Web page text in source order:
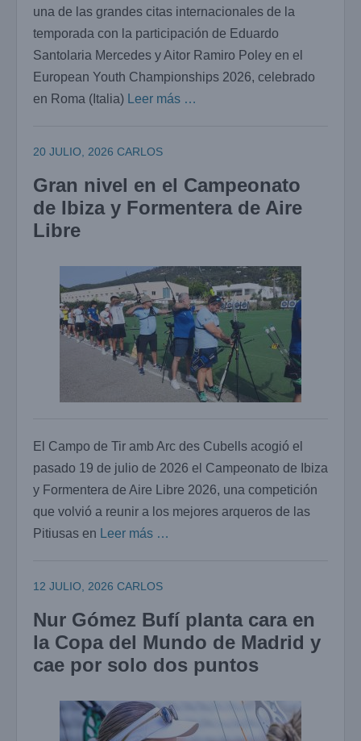
una de las grandes citas internacionales de la
temporada con la participación de Eduardo
Santolaria Mercedes y Aitor Ramiro Poley en el
European Youth Championships 2026, celebrado
en Roma (Italia)
Leer más …
20 JULIO, 2026 CARLOS
Gran nivel en el Campeonato
de Ibiza y Formentera de Aire
Libre
El Campo de Tir amb Arc des Cubells acogió el
pasado 19 de julio de 2026 el Campeonato de Ibiza
y Formentera de Aire Libre 2026, una competición
que volvió a reunir a los mejores arqueros de las
Pitiusas en
Leer más …
12 JULIO, 2026 CARLOS
Nur Gómez Bufí planta cara en
la Copa del Mundo de Madrid y
cae por solo dos puntos